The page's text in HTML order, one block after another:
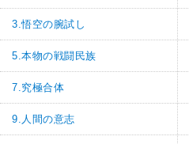
3.悟空の腕試し
5.本物の戦闘民族
7.究極合体
9.人間の意志